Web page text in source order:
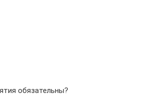
обязательны?